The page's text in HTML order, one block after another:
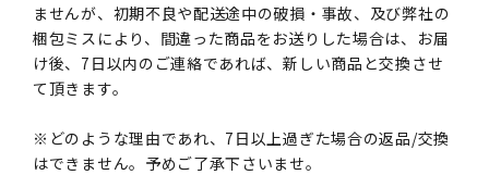
ませんが、初期不良や配送途中の破損・事故、及び弊社の
梱包ミスにより、間違った商品をお送りした場合は、お届
け後、7日以内のご連絡であれば、新しい商品と交換させ
て頂きます。
※どのような理由であれ、7日以上過ぎた場合の返品/交換
はできません。予めご了承下さいませ。